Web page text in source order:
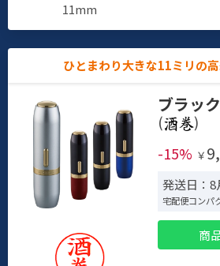
11mm
ひとまわり大きな11ミリの高
ブラッ
(
)
-15% ￥
発送日：8
宅配便コンパ
商